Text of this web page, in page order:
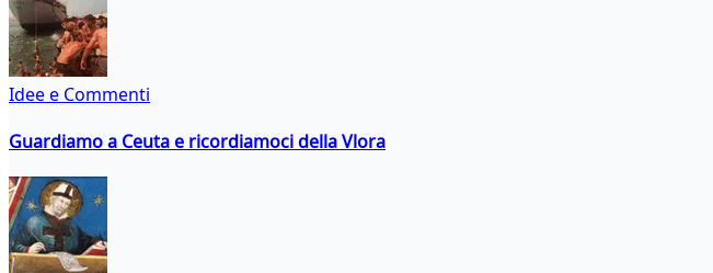
Idee e Commenti
Guardiamo a Ceuta e ricordiamoci della Vlora